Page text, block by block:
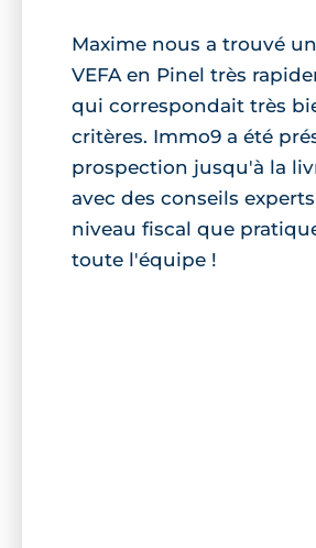
Maxime nous a trouvé
VEFA en Pinel très
qui correspondait très
critères. Immo9 a été
prospection jusqu'à la
avec des conseils
niveau fiscal que
toute l'équipe !